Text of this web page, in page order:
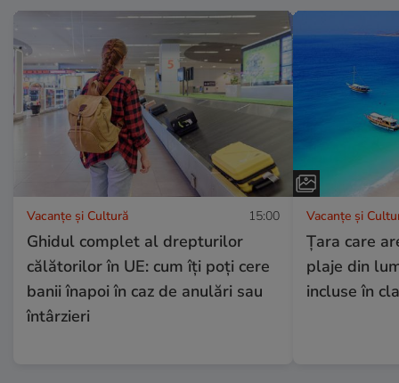
Vacanțe și Cultură 15:00
Ghidul complet al drepturilor
călătorilor în UE: cum îți poți cere
banii înapoi în caz de anulări sau
întârzieri
Vacanțe și
Țara care
plaje din
incluse în